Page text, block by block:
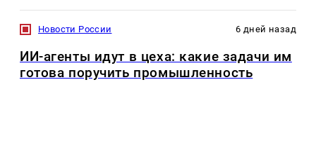
Новости России 6 дней назад
ИИ-агенты идут в цеха: какие задачи им
готова поручить промышленность